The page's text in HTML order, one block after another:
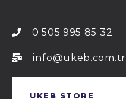
0 505 995 85 32
info@ukeb.com.tr
UKEB STORE